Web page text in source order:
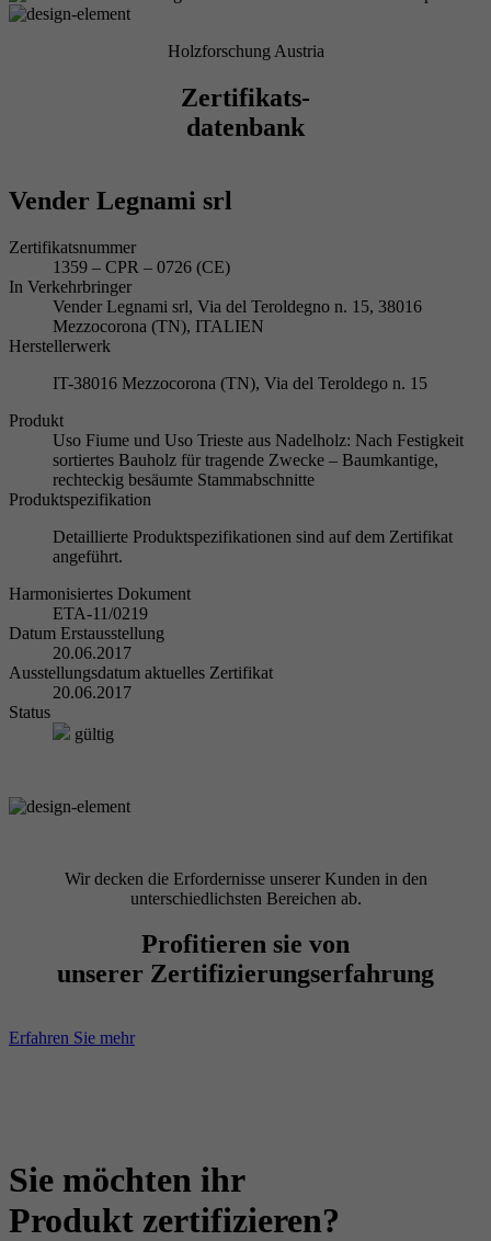
Holzforschung Austria
Zertifikats-
datenbank
Vender Legnami srl
Zertifikatsnummer
1359 – CPR – 0726 (CE)
In Verkehrbringer
Vender Legnami srl, Via del Teroldegno n. 15, 38016
Mezzocorona (TN), ITALIEN
Herstellerwerk
IT-38016 Mezzocorona (TN), Via del Teroldego n. 15
Produkt
Uso Fiume und Uso Trieste aus Nadelholz: Nach Festigkeit
sortiertes Bauholz für tragende Zwecke – Baumkantige,
rechteckig besäumte Stammabschnitte
Produktspezifikation
Detaillierte Produktspezifikationen sind auf dem Zertifikat
angeführt.
Harmonisiertes Dokument
ETA-11/0219
Datum Erstausstellung
20.06.2017
Ausstellungsdatum aktuelles Zertifikat
20.06.2017
Status
gültig
Wir decken die Erfordernisse unserer Kunden in den
unterschiedlichsten Bereichen ab.
Profitieren sie von
unserer Zertifizierungserfahrung
Erfahren Sie mehr
Sie möchten ihr
Produkt zertifizieren?